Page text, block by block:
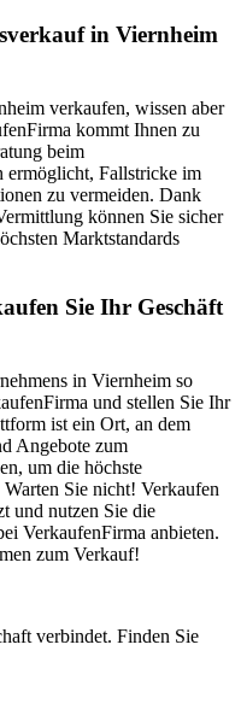
in Viernheim
verkaufen, wissen aber
kommt Ihnen zu
beim
ermöglicht, Fallstricke im
zu vermeiden. Dank
können Sie sicher
Marktstandards
Sie Ihr Geschäft
in Viernheim so
und stellen Sie Ihr
ist ein Ort, an dem
Angebote zum
um die höchste
Sie nicht! Verkaufen
und nutzen Sie die
VerkaufenFirma anbieten.
zum Verkauf!
verbindet. Finden Sie